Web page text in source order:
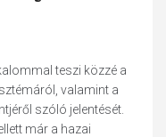
teszi közzé a
valamint a
szóló jelentését.
már a hazai